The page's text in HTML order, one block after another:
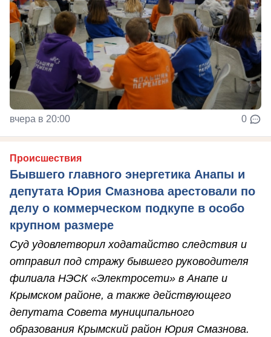
вчера в 20:00 0
Происшествия
Бывшего главного энергетика Анапы и
депутата Юрия Смазнова арестовали по
делу о коммерческом подкупе в особо
крупном размере
Суд удовлетворил ходатайство следствия и
отправил под стражу бывшего руководителя
филиала НЭСК «Электросети» в Анапе и
Крымском районе, а также действующего
депутата Совета муниципального
образования Крымский район Юрия Смазнова.